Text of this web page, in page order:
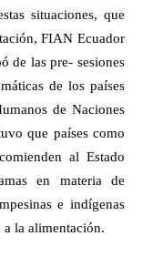
situaciones, que
FIAN Ecuador
de las pre- sesiones
de los países
de Naciones
que países como
al Estado
en materia de
e indígenas
a la alimentación.